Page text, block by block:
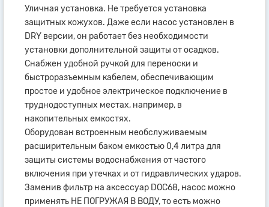
Уличная установка. Не требуется установка
защитных кожухов. Даже если насос установлен в
DRY версии, он работает без необходимости
установки дополнительной защиты от осадков.
Снабжен удобной ручкой для переноски и
быстроразъемным кабелем, обеспечивающим
простое и удобное электрическое подключение в
труднодоступных местах, например, в
накопительных емкостях.
Оборудован встроенным необслуживаемым
расширительным баком емкостью 0,4 литра для
защиты системы водоснабжения от частого
включения при утечках и от гидравлических ударов.
Заменив фильтр на аксессуар DOC68, насос можно
применять НЕ ПОГРУЖАЯ В ВОДУ, то есть можно